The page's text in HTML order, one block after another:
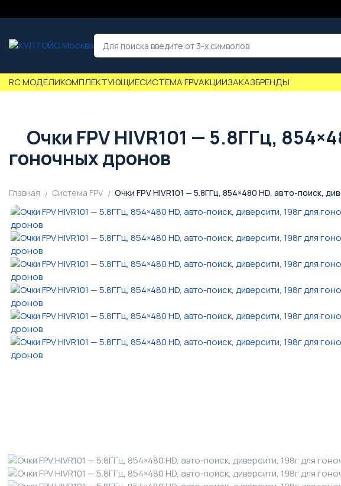
RC МОДЕЛИКОМПЛЕКТУЮЩИЕСИСТЕМА FPVАКЦИИЗАКАЗБРЕНДЫ
Очки FPV HIVR101 — 5.8ГГц,
гоночных дронов
Главная Система FPV Очки FPV HIVR101 — 5.8ГГц, 854×480 HD, авто-поиск,